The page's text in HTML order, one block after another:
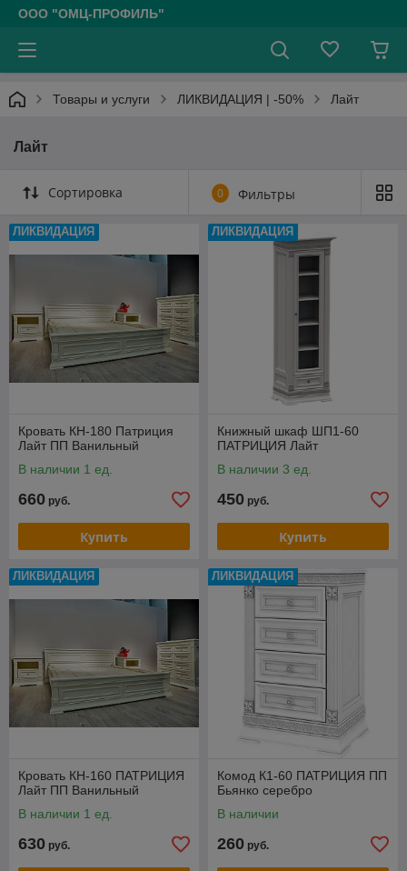
ООО "ОМЦ-ПРОФИЛЬ"
Товары и услуги ЛИКВИДАЦИЯ | -50% Лайт
Лайт
Сортировка 0 Фильтры
ЛИКВИДАЦИЯ
Кровать КН-180 Патриция
Лайт ПП Ванильный
В наличии 1 ед.
660 руб.
Купить
ЛИКВИДАЦИЯ
Книжный шкаф ШП1-60
ПАТРИЦИЯ Лайт
В наличии 3 ед.
450 руб.
Купить
ЛИКВИДАЦИЯ
Кровать КН-160 ПАТРИЦИЯ
Лайт ПП Ванильный
В наличии 1 ед.
630 руб.
ЛИКВИДАЦИЯ
Комод К1-60 ПАТРИЦИЯ ПП
Бьянко серебро
В наличии
260 руб.